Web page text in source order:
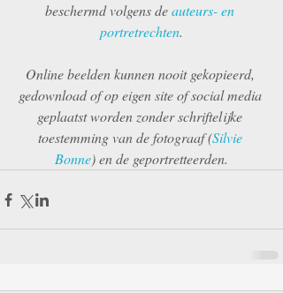
beschermd volgens de auteurs- en
portretrechten.
Online beelden kunnen nooit gekopieerd,
gedownload of op eigen site of social media
geplaatst worden zonder schriftelijke
toestemming van de fotograaf (Silvie
Bonne) en de geportretteerden.